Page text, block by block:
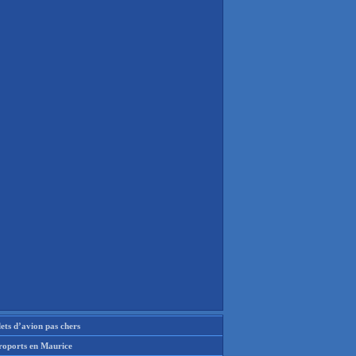
d’avion pas chers
en Maurice